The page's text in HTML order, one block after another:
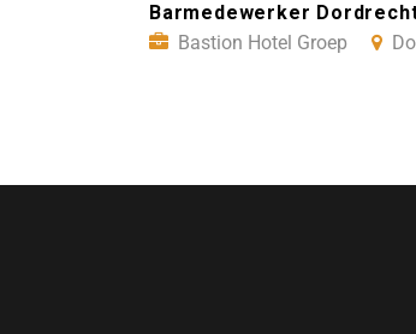
Barmedewerker
Bastion Hotel Groep